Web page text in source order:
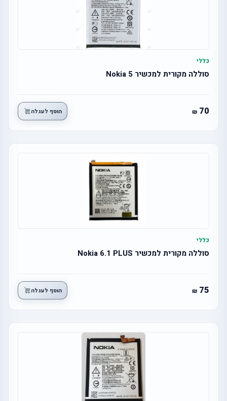
כללי
סוללה מקורית למכשיר Nokia 5
70 הוסף לעגלה
כללי
סוללה מקורית למכשיר Nokia 6.1 PLUS
75 הוסף לעגלה